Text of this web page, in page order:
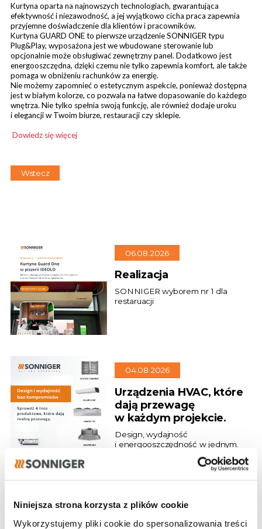
Niniejsza strona korzysta z plików cookie
Wykorzystujemy pliki cookie do spersonalizowania treści
Kurtyna oparta na najnowszych technologiach, gwarantująca
efektywność i niezawodność, a jej wyjątkowo cicha praca zapewnia
przyjemne doświadczenie dla klientów i pracowników.
Kurtyna GUARD ONE to pierwsze urządzenie SONNIGER typu
Plug&Play, wyposażona jest we wbudowane sterowanie lub
opcjonalnie może obsługiwać zewnętrzny panel. Dodatkowo jest
energooszczędna, dzięki czemu nie tylko zapewnia komfort, ale także
pomaga w obniżeniu rachunków za energię.
Nie możemy zapomnieć o estetycznym aspekcie, ponieważ dostępna
jest w białym kolorze, co pozwala na łatwe dopasowanie do każdego
wnętrza. Nie tylko spełnia swoją funkcję, ale również dodaje uroku
i elegancji w Twoim biurze, restauracji czy sklepie.
Dowiedz się więcej
Wstecz
06.08.2026
Realizacja
SONNIGER wyborem nr 1 dla
restaruacji
04.08.2026
Urządzenia HVAC, które
dają przewagę
w każdym projekcie.
Design, wydajność
i energooszczędność w jednym.
Program dla
projektantów